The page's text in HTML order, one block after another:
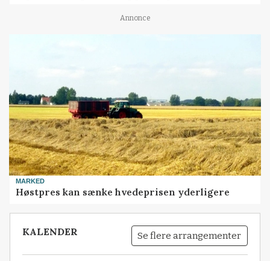
Annonce
MARKED
Høstpres kan sænke hvedeprisen yderligere
KALENDER Se flere arrangementer